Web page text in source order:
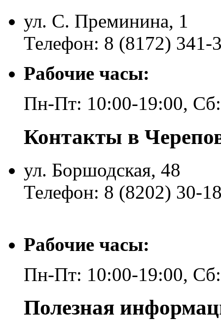
ул. С. Преминина, 1
Телефон: 8 (8172) 341-
Рабочие часы:
Пн-Пт: 10:00-19:00,
Контакты в
ул. Боршодская, 48
Телефон: 8 (8202) 30-
Рабочие часы:
Пн-Пт: 10:00-19:00,
Полезная